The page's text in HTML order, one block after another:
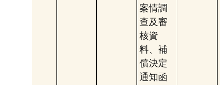
案情調
查及審
核資
料、補
償決定
通知函